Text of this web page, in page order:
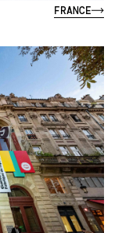
FRANCE